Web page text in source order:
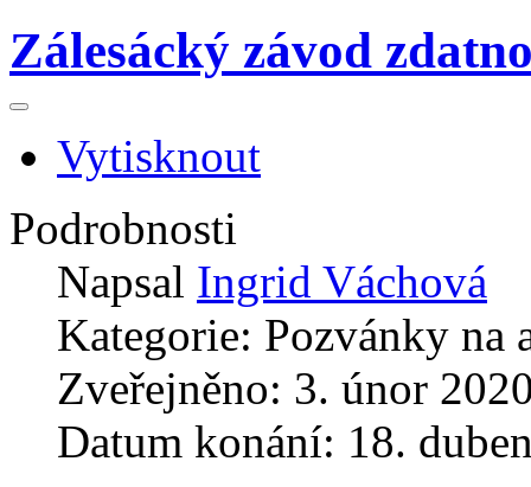
Zálesácký závod
Vytisknout
Podrobnosti
Napsal Ingrid Váchová
Kategorie: Pozvánky na
Zveřejněno: 3. únor
Datum konání: 18.